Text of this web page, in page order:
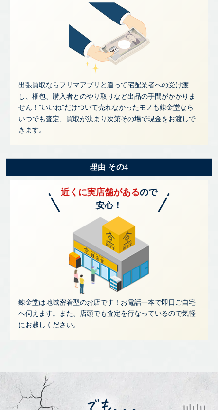
出張買取ならフリマアプリと違って宅配業者への受け渡
し、梱包、購入者とのやり取りなど出品の手間がかかりま
せん！”いいね”だけついて売れなかったモノも錬金堂なら
いつでも査定、買取が決まり次第その場で現金をお渡しで
きます。
理由 その4
近くに実店舗があるので
安心！
錬金堂は地域密着型のお店です！お電話一本で即日ご自宅
へ伺えます。また、店頭でも査定を行なっているので気軽
にお越しください。